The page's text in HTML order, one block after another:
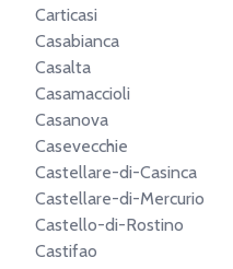
Carticasi
Casabianca
Casalta
Casamaccioli
Casanova
Casevecchie
Castellare-di-Casinca
Castellare-di-Mercurio
Castello-di-Rostino
Castifao